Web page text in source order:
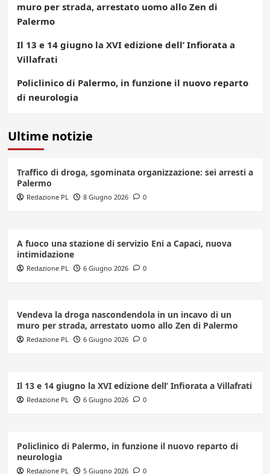
muro per strada, arrestato uomo allo Zen di
Palermo
Il 13 e 14 giugno la XVI edizione dell’ Infiorata a
Villafrati
Policlinico di Palermo, in funzione il nuovo reparto
di neurologia
Ultime notizie
Traffico di droga, sgominata organizzazione: sei arresti a
Palermo
Redazione PL 8 Giugno 2026 0
A fuoco una stazione di servizio Eni a Capaci, nuova
intimidazione
Redazione PL 6 Giugno 2026 0
Vendeva la droga nascondendola in un incavo di un
muro per strada, arrestato uomo allo Zen di Palermo
Redazione PL 6 Giugno 2026 0
Il 13 e 14 giugno la XVI edizione dell’ Infiorata a Villafrati
Redazione PL 6 Giugno 2026 0
Policlinico di Palermo, in funzione il nuovo reparto di
neurologia
Redazione PL 5 Giugno 2026 0